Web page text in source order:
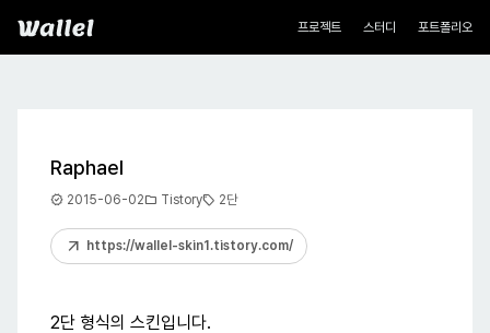
Wallel 네비게이션
프로젝트 스터디 포트폴리오
Raphael
new_releases 2015-06-02folder Tistorysell 2단
arrow_outward https://wallel-skin1.tistory.com/
2단 형식의 스킨입니다.